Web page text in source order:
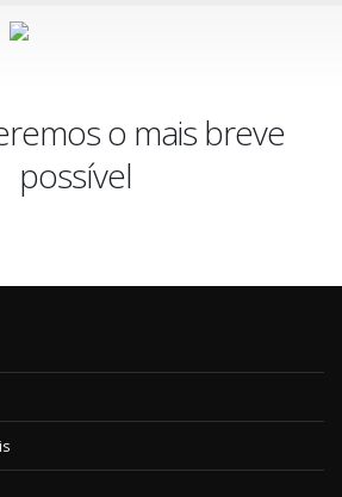
o mais breve
possível